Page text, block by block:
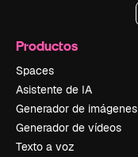
Productos
Spaces
Asistente de IA
Generador de imágenes
Generador de vídeos
Texto a voz